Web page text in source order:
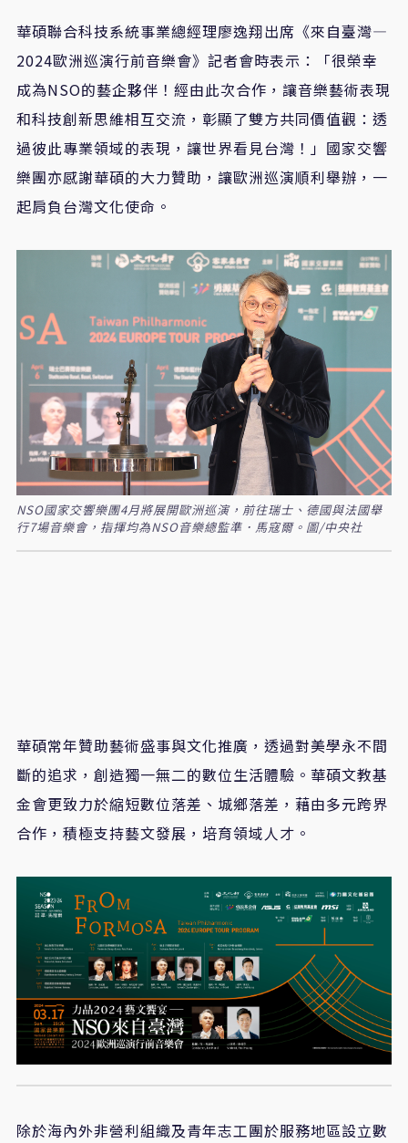
華碩聯合科技系統事業總經理廖逸翔出席《來自臺灣—
2024歐洲巡演行前音樂會》記者會時表示：「很榮幸
成為NSO的藝企夥伴！經由此次合作，讓音樂藝術表現
和科技創新思維相互交流，彰顯了雙方共同價值觀：透
過彼此專業領域的表現，讓世界看見台灣！」國家交響
樂團亦感謝華碩的大力贊助，讓歐洲巡演順利舉辦，一
起肩負台灣文化使命。
NSO國家交響樂團4月將展開歐洲巡演，前往瑞士、德國與法國舉
行7場音樂會，指揮均為NSO音樂總監準．馬寇爾。圖/中央社
華碩常年贊助藝術盛事與文化推廣，透過對美學永不間
斷的追求，創造獨一無二的數位生活體驗。華碩文教基
金會更致力於縮短數位落差、城鄉落差，藉由多元跨界
合作，積極支持藝文發展，培育領域人才。
除於海內外非營利組織及青年志工團於服務地區設立數